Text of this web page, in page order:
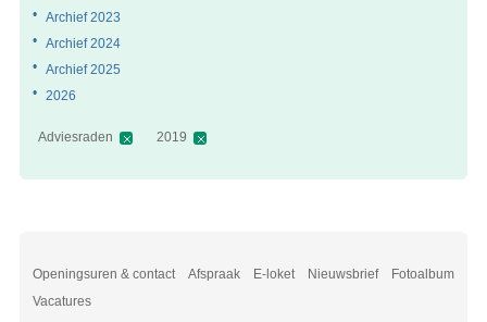
Openingsuren & contact Afspraak E-loket Nieuwsbrief
Fotoalbum
Vacatures
Archief 2023
Archief 2024
Archief 2025
2026
Adviesraden 2019